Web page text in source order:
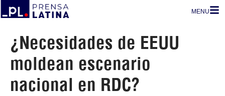
MENU
¿Necesidades de EEUU
moldean escenario
nacional en RDC?